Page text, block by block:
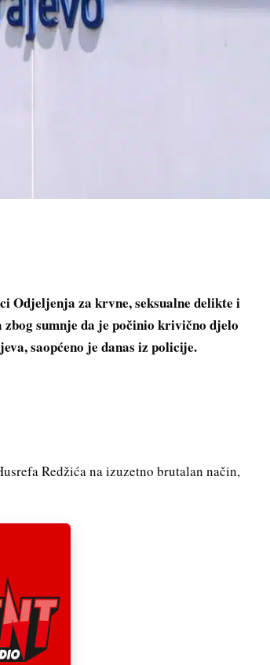
Odjeljenja za krvne, seksualne delikte i
sumnje da je počinio krivično djelo
saopćeno je danas iz policije.
Redžića na izuzetno brutalan način,